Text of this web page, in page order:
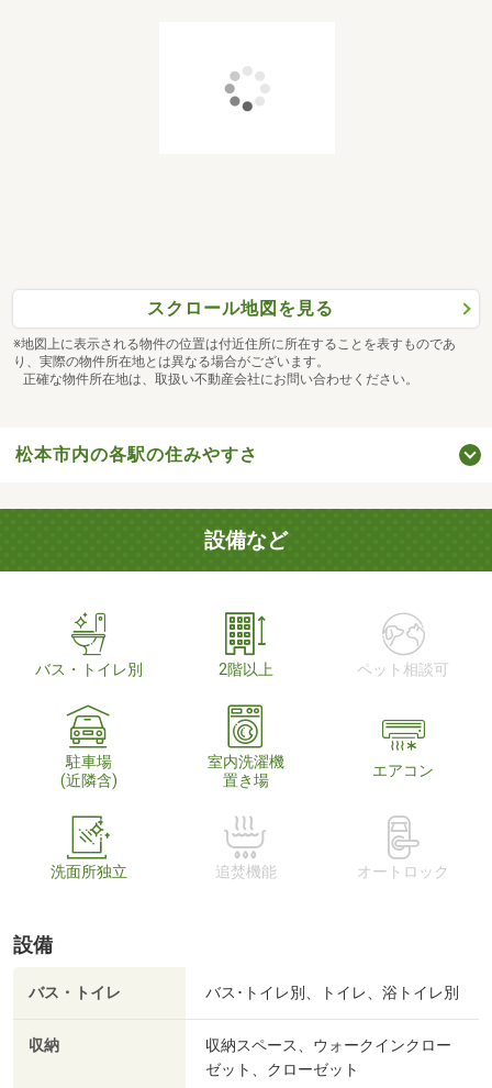
スクロール地図を見る
※地図上に表示される物件の位置は付近住所に所在することを表すものであ
り、実際の物件所在地とは異なる場合がございます。
正確な物件所在地は、取扱い不動産会社にお問い合わせください。
松本市内の各駅の住みやすさ
設備など
バス・トイレ別 2階以上 ペット相談可
駐車場
(近隣含)
室内洗濯機
置き場
エアコン
洗面所独立 追焚機能 オートロック
設備
バス・トイレ バス･トイレ別、トイレ、浴トイレ別
収納
収納スペース、ウォークインクロー
ゼット、クローゼット